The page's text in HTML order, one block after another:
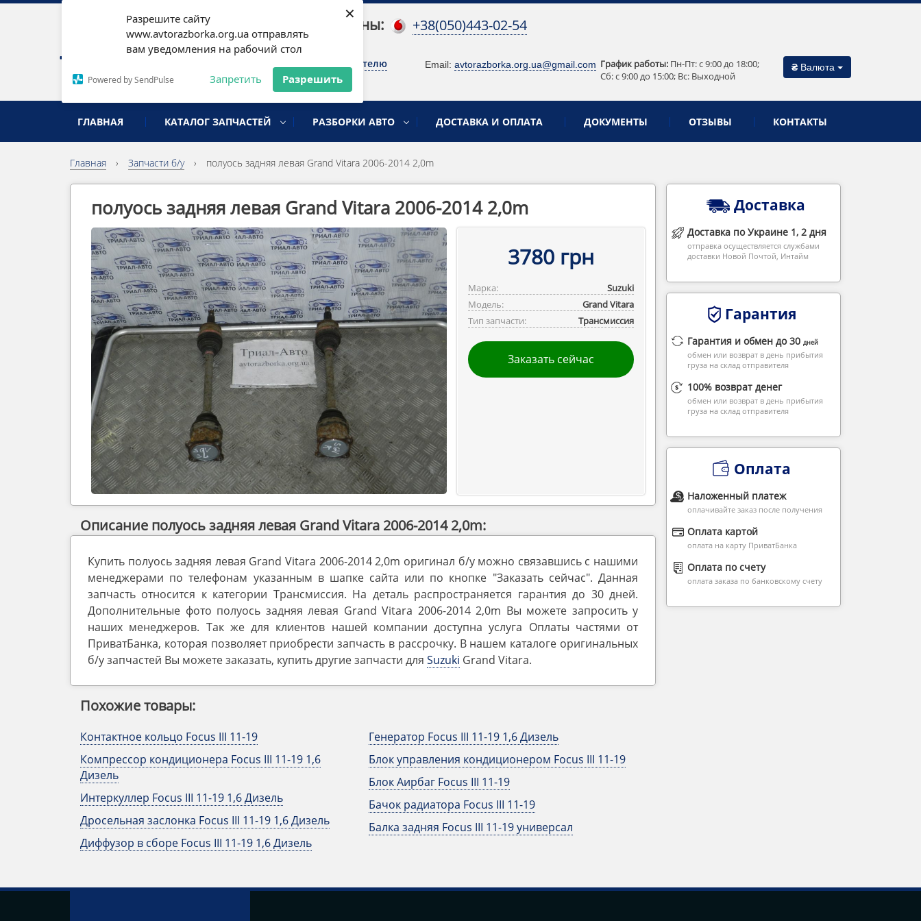
Разрешите сайту
www.avtorazborka.org.ua отправлять
вам уведомления на рабочий стол
Powered by SendPulse Запретить Разрешить
×
разборка иномарок
Наши телефоны: +38(050)443-02-54
Письмо руководителю Email: avtorazborka.org.ua@gmail.com График работы: Пн-Пт: c 9:00 до 18:00;
Сб: c 9:00 до 15:00; Вс: Выходной
₴ Валюта
ГЛАВНАЯ КАТАЛОГ ЗАПЧАСТЕЙ РАЗБОРКИ АВТО ДОСТАВКА И ОПЛАТА ДОКУМЕНТЫ ОТЗЫВЫ КОНТАКТЫ
Главная › Запчасти б/у › полуось задняя левая Grand Vitara 2006-2014 2,0m
полуось задняя левая Grand Vitara 2006-2014 2,0m
3780 грн
Марка:
Suzuki
Модель:
Grand Vitara
Тип запчасти:
Трансмиссия
Заказать сейчас
Описание полуось задняя левая Grand Vitara 2006-2014 2,0m:
Купить полуось задняя левая Grand Vitara 2006-2014 2,0m оригинал б/у можно связавшись с нашими
менеджерами по телефонам указанным в шапке сайта или по кнопке "Заказать сейчас". Данная
запчасть относится к категории Трансмиссия. На деталь распространяется гарантия до 30 дней.
Дополнительные фото полуось задняя левая Grand Vitara 2006-2014 2,0m Вы можете запросить у
наших менеджеров. Так же для клиентов нашей компании доступна услуга Оплаты частями от
ПриватБанка, которая позволяет приобрести запчасть в рассрочку. В нашем каталоге оригинальных
б/у запчастей Вы можете заказать, купить другие запчасти для Suzuki Grand Vitara.
Похожие товары:
Контактное кольцо Focus III 11-19
Компрессор кондиционера Focus III 11-19 1,6
Дизель
Интеркуллер Focus III 11-19 1,6 Дизель
Дросельная заслонка Focus III 11-19 1,6 Дизель
Диффузор в сборе Focus III 11-19 1,6 Дизель
Генератор Focus III 11-19 1,6 Дизель
Блок управления кондиционером Focus III 11-19
Блок Аирбаг Focus III 11-19
Бачок радиатора Focus III 11-19
Балка задняя Focus III 11-19 универсал
Доставка
Доставка по Украине 1, 2 дня
отправка осуществляется службами
доставки Новой Почтой, Интайм
Гарантия
Гарантия и обмен до 30 дней
обмен или возврат в день прибытия
груза на склад отправителя
100% возврат денег
обмен или возврат в день прибытия
груза на склад отправителя
Оплата
Наложенный платеж
оплачивайте заказ после получения
Оплата картой
оплата на карту ПриватБанка
Оплата по счету
оплата заказа по банковскому счету